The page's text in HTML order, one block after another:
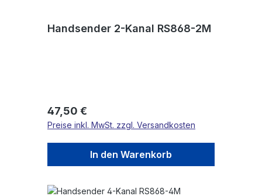
Handsender 2-Kanal RS868-2M
Regulärer Preis:
47,50 €
Preise inkl. MwSt. zzgl. Versandkosten
In den Warenkorb